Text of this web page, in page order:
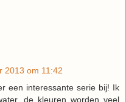
2013 om 11:42
een interessante serie bij! Ik
de kleuren worden veel